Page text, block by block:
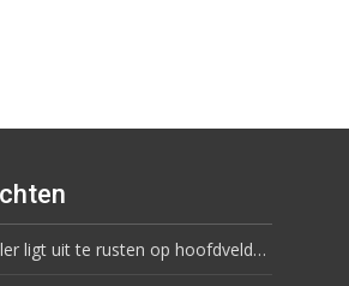
ligt uit te rusten op hoofdveld…